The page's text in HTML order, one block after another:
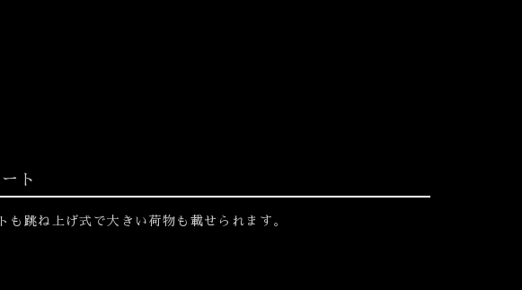
ト
も跳ね上げ式で大きい荷物も載せられます。